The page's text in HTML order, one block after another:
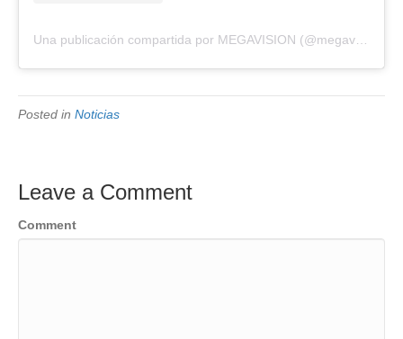
Posted in Noticias
Leave a Comment
Comment